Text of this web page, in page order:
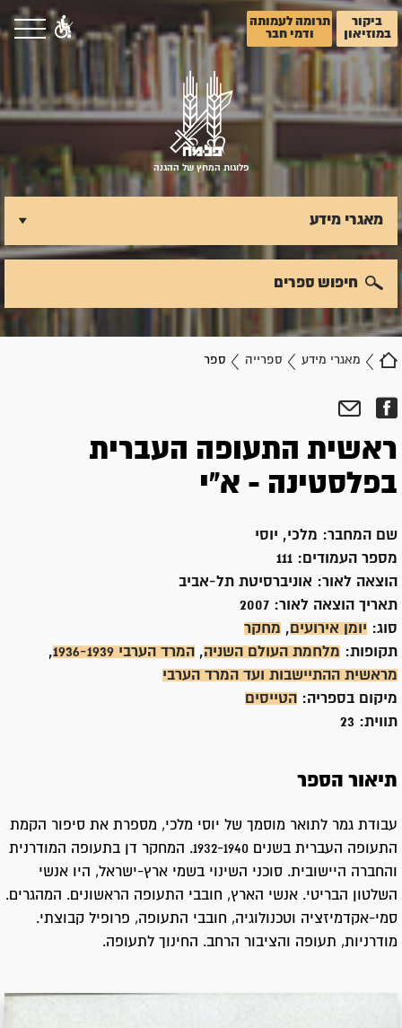
ביקור
במוזיאון
תרומה לעמותה
ודמי חבר
פלוגות המחץ של ההגנה
מאגרי מידע ספרייה ספר
מאגרי מידע
חיפוש ספרים
ראשית התעופה העברית
בפלסטינה - א"י
שם המחבר: מלכי, יוסי
מספר העמודים: 111
הוצאה לאור: אוניברסיטת תל-אביב
תאריך הוצאה לאור:
סוג: יומן אירועים , מחקר
תקופות: מלחמת העולם השניה, המרד הערבי 1936-1939
,
מראשית ההתיישבות ועד המרד הערבי
מיקום בספריה:
הטייסים
תווית: 23
תיאור הספר
עבודת גמר לתואר מוסמך של יוסי מלכי, מספרת את סיפור הקמת
התעופה העברית בשנים 1932-1940. המחקר דן בתעופה המודרנית
והחברה היישובית. סוכני השינוי בשמי ארץ-ישראל, היו אנשי
השלטון הבריטי. אנשי הארץ, חובבי התעופה הראשונים. המהגרים.
סמי-אקדמיזציה וטכנולוגיה, חובבי התעופה, פרופיל קבוצתי.
מודרניות, תעופה והציבור הרחב. החינוך לתעופה.